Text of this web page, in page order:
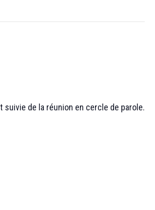
de la réunion en cercle de parole.